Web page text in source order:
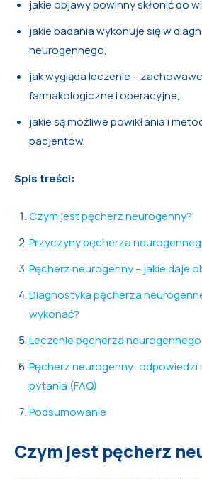
jakie objawy powinny skłonić do
jakie badania wykonuje się w
neurogennego,
jak wygląda leczenie –
farmakologiczne i operacyjne,
jakie są możliwe powikłania i
pacjentów.
Spis treści:
Czym jest pęcherz neurogenny?
Przyczyny pęcherza
Pęcherz neurogenny – jakie daje
Diagnostyka pęcherza
wykonać?
Leczenie pęcherza neurogennego
Pęcherz neurogenny:
pytania (FAQ)
Podsumowanie
Czym jest pęcherz